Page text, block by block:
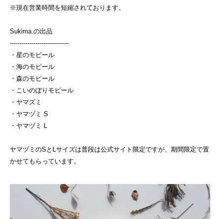
※現在営業時間を短縮されております。
Sukima.の出品
------------------------------
・星のモビール
・海のモビール
・森のモビール
・こいのぼりモビール
・ヤマズミ
・ヤマヅミ S
・ヤマヅミ L
ヤマヅミのSとLサイズは普段は公式サイト限定ですが、期間限定で置
かせてもらっています。